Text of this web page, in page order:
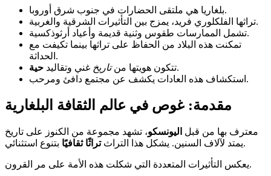
بلغاريا هي ملتقى الحضارات في جنوب شرق أوروبا.
تراثها الفلكلوري فريد، يمزج بين التأثيرات الشرقية والغربية.
تشمل الممارسات طقوس وثنية قديمة وأعياد أرثوذكسية.
تمكنت هذه البلاد من الحفاظ على تراثها بينما تكيفت مع
الحداثة.
تتكون هويتها منتاريخ غني وتقاليد حية
.
استكشاف هذه العادات يكشف عن مجتمع دافئ ومرحب.
مقدمة: غوص في عالم الثقافة البلغارية
معترف بها من قبل اليونسكو، تشهد مجموعة من الكنوز على تاريخ
يمتد لآلاف السنين. يشكل هذا التراثتراثًا ثقافيًا بتنوع استثنائي.
يعكس التأثيرات المتعددة التي شكلت هذه الأمة على مر القرون.